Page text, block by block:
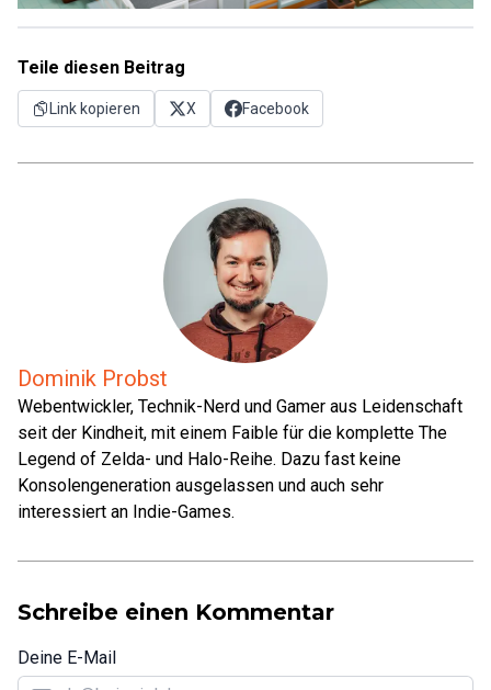
Teile diesen Beitrag
Link kopieren X Facebook
Dominik Probst
Webentwickler, Technik-Nerd und Gamer aus Leidenschaft
seit der Kindheit, mit einem Faible für die komplette The
Legend of Zelda- und Halo-Reihe. Dazu fast keine
Konsolengeneration ausgelassen und auch sehr
interessiert an Indie-Games.
Schreibe einen Kommentar
Deine E-Mail